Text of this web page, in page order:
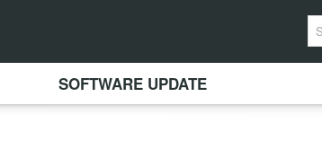
SOFTWARE UPDATE